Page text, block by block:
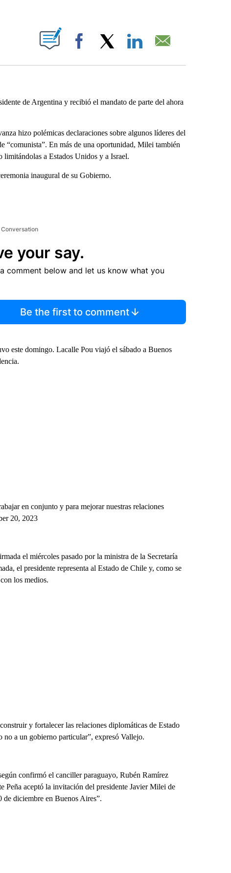
ABOUT NEW PAGES ON "".
Facebook
de Argentina y recibió el mandato de parte del ahora
hizo polémicas declaraciones sobre algunos líderes del
En más de una oportunidad, Milei también
limitándolas a Estados Unidos y a Israel.
inaugural de su Gobierno.
your say.
comment below and let us know what you
Be the first to comment
este domingo. Lacalle Pou viajó el sábado a Buenos
en conjunto y para mejorar nuestras relaciones
20, 2023
el miércoles pasado por la ministra de la Secretaría
el presidente representa al Estado de Chile y, como se
los medios.
y fortalecer las relaciones diplomáticas de Estado
no a un gobierno particular”, expresó Vallejo.
confirmó el canciller paraguayo, Rubén Ramírez
Peña aceptó la invitación del presidente Javier Milei de
de diciembre en Buenos Aires”.